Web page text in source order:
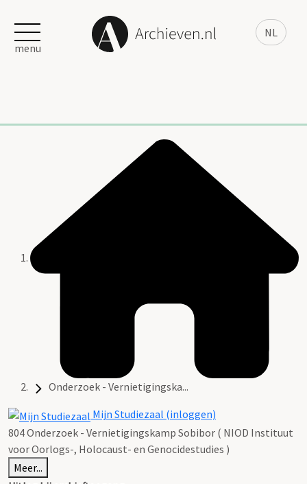
NL
menu
Onderzoek - Vernietigingska...
Mijn Studiezaal (inloggen)
804 Onderzoek - Vernietigingskamp Sobibor ( NIOD Instituut
voor Oorlogs-, Holocaust- en Genocidestudies )
Meer...